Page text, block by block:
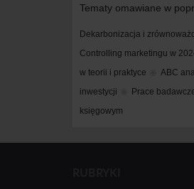
Tematy omawiane w
Dekarbonizacja i
Controlling marketingu w
w teorii i praktyce
ABC
inwestycji
Prace
księgowym